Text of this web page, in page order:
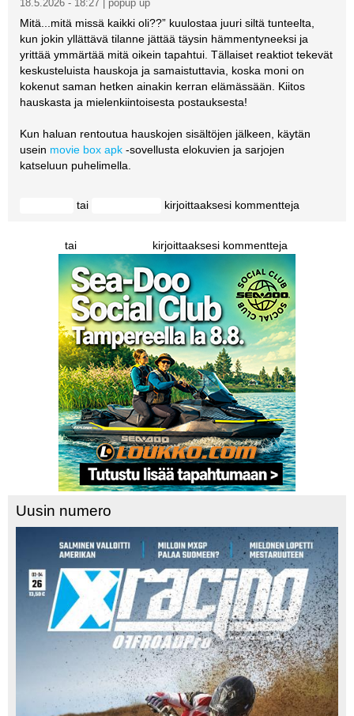
18.5.2026 - 18:27 | popup up
Mitä...mitä missä kaikki oli??” kuulostaa juuri siltä tunteelta,
kun jokin yllättävä tilanne jättää täysin hämmentyneeksi ja
yrittää ymmärtää mitä oikein tapahtui. Tällaiset reaktiot tekevät
keskusteluista hauskoja ja samaistuttavia, koska moni on
kokenut saman hetken ainakin kerran elämässään. Kiitos
hauskasta ja mielenkiintoisesta postauksesta!
Kun haluan rentoutua hauskojen sisältöjen jälkeen, käytän
usein movie box apk -sovellusta elokuvien ja sarjojen
katseluun puhelimella.
tai kirjoittaaksesi kommentteja
tai kirjoittaaksesi kommentteja
Uusin numero